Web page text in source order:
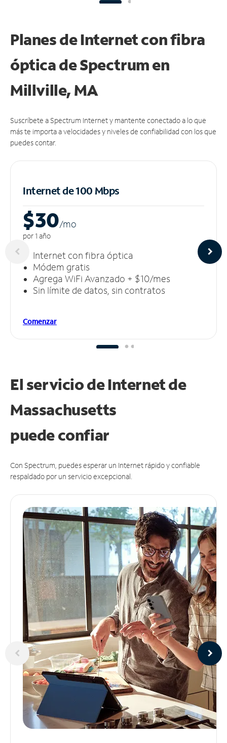
Planes de Internet con fibra
óptica de Spectrum en
Millville, MA
Suscríbete a Spectrum Internet y mantente conectado a lo que
más te importa a velocidades y niveles de confiabilidad con los que
puedes contar.
Internet de 100 Mbps
$30/mo
por 1 año
Internet con fibra óptica
Módem gratis
Agrega WiFi Avanzado + $10/mes
Sin límite de datos, sin contratos
Comenzar
El servicio de Internet de
Massachusetts
puedeconfiar
Con Spectrum, puedes esperar un Internet rápido y confiable
respaldado por un servicio excepcional.